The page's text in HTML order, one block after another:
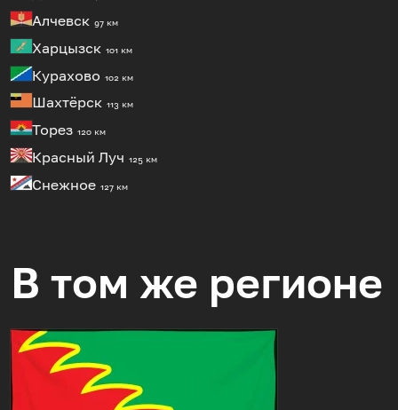
Алчевск 97 км
Харцызск 101 км
Курахово 102 км
Шахтёрск 113 км
Торез 120 км
Красный Луч 125 км
Снежное 127 км
В том же регионе